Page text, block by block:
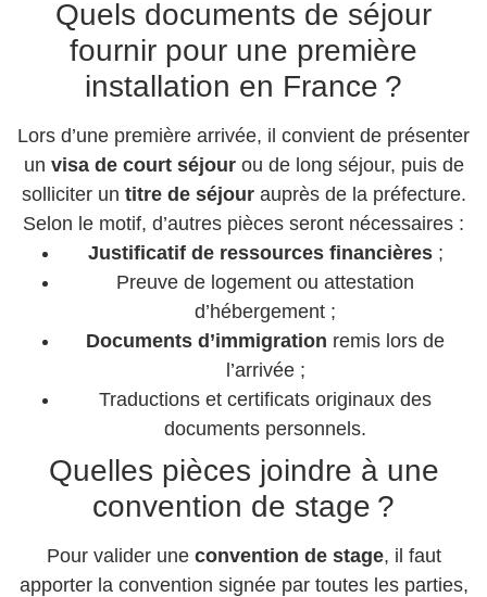
Quels documents de séjour
fournir pour une première
installation en France ?
Lors d’une première arrivée, il convient de présenter
un visa de court séjourou de long séjour, puis de
solliciter un titre de séjourauprès de la préfecture.
Selon le motif, d’autres pièces seront nécessaires :
Justificatif de ressources financières;
Preuve de logement ou attestation
d’hébergement ;
Documents d’immigration remis lors de
l’arrivée ;
Traductions et certificats originaux des
documents personnels.
Quelles pièces joindre à une
convention de stage ?
Pour valider une convention de stage, il faut
apporter la convention signée par toutes les parties,